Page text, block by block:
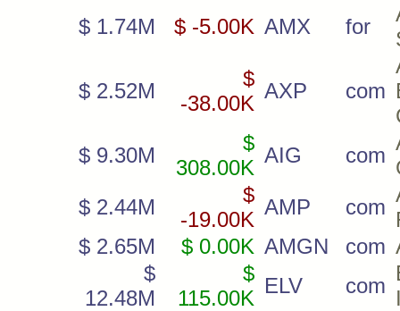
$ 1.74M
$ -5.00K AMX for
$ 2.52M
$
-38.00K
AXP com
$ 9.30M
$
308.00K
AIG com
$ 2.44M
$
-19.00K
AMP com
$ 2.65M
$ 0.00K AMGN com
$
12.48M
$
115.00K
ELV com